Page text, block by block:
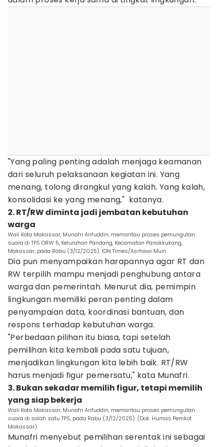
"Yang paling penting adalah menjaga keamanan
dari seluruh pelaksanaan kegiatan ini. Yang
menang, tolong dirangkul yang kalah. Yang kalah,
konsolidasi ke yang menang," katanya.
2. RT/RW diminta jadi jembatan kebutuhan
warga
Wali Kota Makassar, Munafri Arifuddin, memantau proses pemungutan
suara di TPS ORW 5, Kelurahan Pandang, Kecamatan Panakkukang,
Makassar, pada Rabu (3/12/2025). IDN Times/Asrhawi Muin
Dia pun menyampaikan harapannya agar RT dan
RW terpilih mampu menjadi penghubung antara
warga dan pemerintah. Menurut dia, pemimpin
lingkungan memiliki peran penting dalam
penyampaian data, koordinasi bantuan, dan
respons terhadap kebutuhan warga.
"Perbedaan pilihan itu biasa, tapi setelah
pemilihan kita kembali pada satu tujuan,
menjadikan lingkungan kita lebih baik. RT/RW
harus menjadi figur pemersatu," kata Munafri.
3. Bukan sekadar memilih figur, tetapi memilih
yang siap bekerja
Wali Kota Makassar, Munafri Arifuddin, memantau proses pemungutan
suara di salah satu TPS, pada Rabu (3/12/2025). (Dok. Humas Pemkot
Makassar)
Munafri menyebut pemilihan serentak ini sebagai